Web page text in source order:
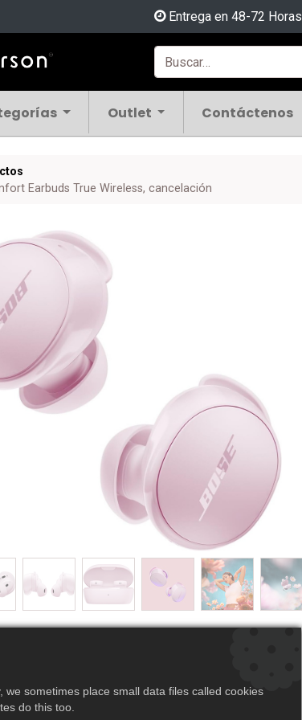
Entrega en 48-72 Horas
Outlet Contáctenos
Earbuds True Wireless, cancelación
we sometimes place small data files called cookies
do this too.